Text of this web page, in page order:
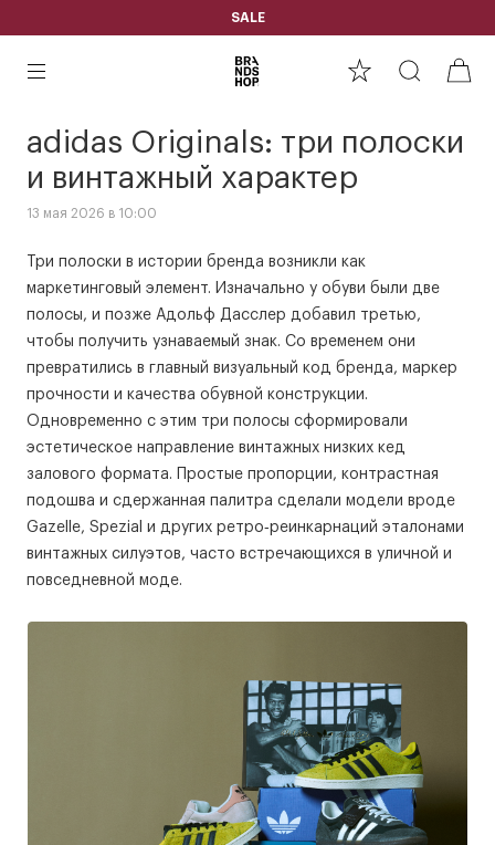
SALE
adidas Originals: три полоски
и винтажный характер
13 мая 2026 в 10:00
Три полоски в истории бренда возникли как
маркетинговый элемент. Изначально у обуви были две
полосы, и позже Адольф Дасслер добавил третью,
чтобы получить узнаваемый знак. Со временем они
превратились в главный визуальный код бренда, маркер
прочности и качества обувной конструкции.
Одновременно с этим три полосы сформировали
эстетическое направление винтажных низких кед
залового формата. Простые пропорции, контрастная
подошва и сдержанная палитра сделали модели вроде
Gazelle, Spezial и других ретро‑реинкарнаций эталонами
винтажных силуэтов, часто встречающихся в уличной и
повседневной моде.